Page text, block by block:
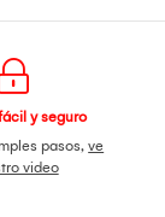
y seguro
pasos,ve
video